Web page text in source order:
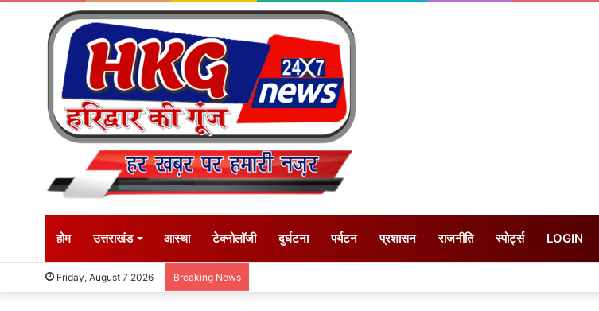
होम उत्तराखंड आस्था टेक्नोलॉजी दुर्घटना पर्यटन प्रशासन राजनीति स्पोर्ट्स LOGIN
Friday, August 7 2026 Breaking News